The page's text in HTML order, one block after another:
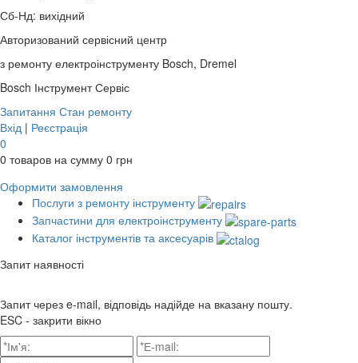
Сб-Нд: вихідний
Авторизований сервісний центр
з ремонту електроінструменту Bosch, Dremel
Bosch Інструмент Сервіс
Запитання Стан ремонту
Вхід | Реєстрація
0
0 товаров на сумму 0 грн
Оформити замовлення
Послуги з ремонту інструменту
Запчастини для електроінструменту
Каталог інструментів та аксесуарів
Запит наявності
Запит через e-mail, відповідь надійде на вказану пошту.
ESC - закрити вікно